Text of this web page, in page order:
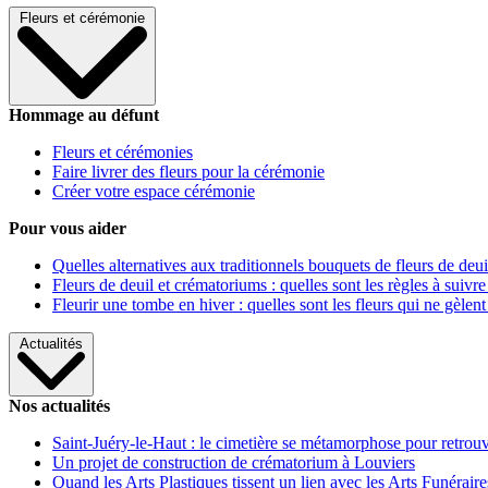
Fleurs et cérémonie
Hommage au défunt
Fleurs et cérémonies
Faire livrer des fleurs pour la cérémonie
Créer votre espace cérémonie
Pour vous aider
Quelles alternatives aux traditionnels bouquets de fleurs de
Fleurs de deuil et crématoriums : quelles sont les règles à
Fleurir une tombe en hiver : quelles sont les fleurs qui ne gèlent
Actualités
Nos actualités
Saint-Juéry-le-Haut : le cimetière se métamorphose pour
Un projet de construction de crématorium à Louviers
Quand les Arts Plastiques tissent un lien avec les Arts